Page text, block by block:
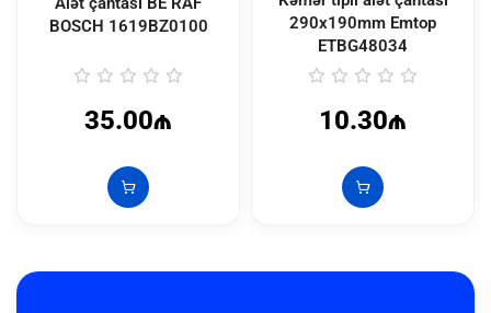
BOSCH 1619BZ0100
35.00₼
290x190mm Emtop
ETBG48034
10.30₼